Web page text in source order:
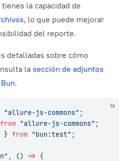
la capacidad de
, lo que puede mejorar
del reporte.
detalladas sobre cómo
la sección de adjuntos
.
ts
"allure-js-commons" ;
from "allure-js-commons" ;
} from "bun:test" ;
, () => {